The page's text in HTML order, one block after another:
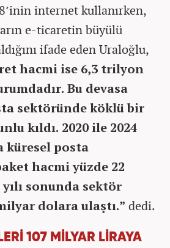
internet kullanırken,
e-ticaretin büyülü
ifade eden Uraloğlu,
hacmi ise 6,3 trilyon
Bu devasa
sektöründe köklü bir
kıldı. 2020 ile 2024
küresel posta
hacmi yüzde 22
sonunda sektör
dolara ulaştı.” dedi.
107 MİLYAR LİRAYA